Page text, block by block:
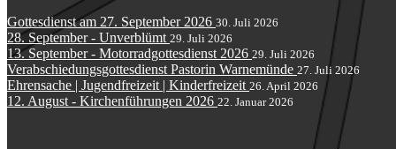
Gottesdienst am 27. September 2026 30. Juli 2026
28. September - Unverblümt 29. Juli 2026
13. September - Motorradgottesdienst 2026 29. Juli 2026
Verabschiedungsgottesdienst Pastorin Warnemünde 27. Juli 2026
Ehrensache | Jugendfreizeit | Kinderfreizeit 26. April 2026
12. August - Kirchenführungen 2026 22. Januar 2026